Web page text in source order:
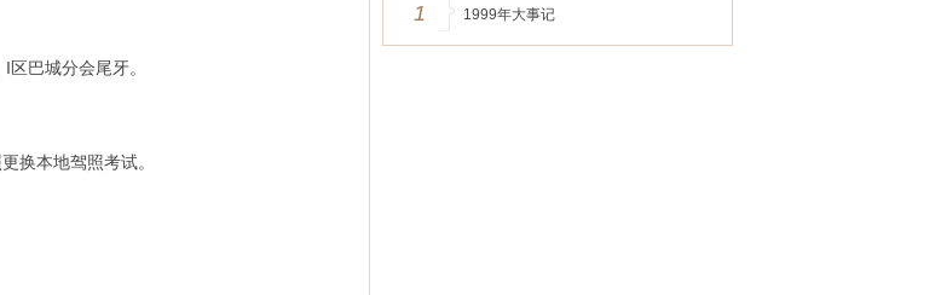
巴城分会尾牙。
换本地驾照考试。
1 1999年大事记